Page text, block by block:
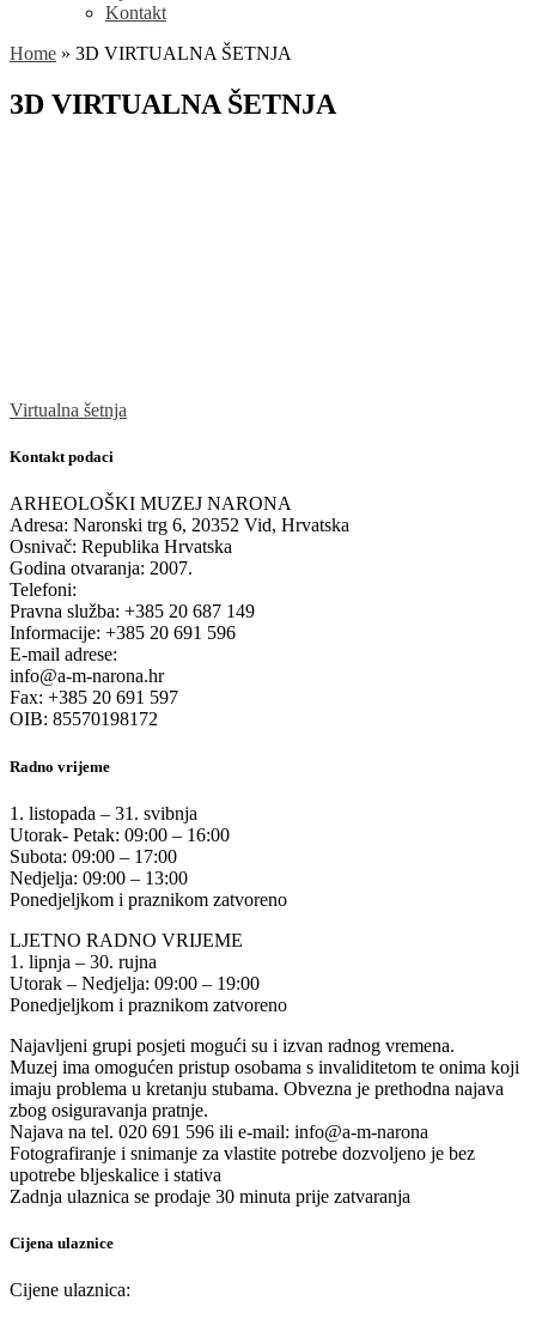
Kontakt
Home » 3D VIRTUALNA ŠETNJA
3D VIRTUALNA ŠETNJA
Virtualna šetnja
Kontakt podaci
ARHEOLOŠKI MUZEJ NARONA
Adresa: Naronski trg 6, 20352 Vid, Hrvatska
Osnivač: Republika Hrvatska
Godina otvaranja: 2007.
Telefoni:
Pravna služba: +385 20 687 149
Informacije: +385 20 691 596
E-mail adrese:
info@a-m-narona.hr
Fax: +385 20 691 597
OIB: 85570198172
Radno vrijeme
1. listopada – 31. svibnja
Utorak- Petak: 09:00 – 16:00
Subota: 09:00 – 17:00
Nedjelja: 09:00 – 13:00
Ponedjeljkom i praznikom zatvoreno
LJETNO RADNO VRIJEME
1. lipnja – 30. rujna
Utorak – Nedjelja: 09:00 – 19:00
Ponedjeljkom i praznikom zatvoreno
Najavljeni grupi posjeti mogući su i izvan radnog vremena.
Muzej ima omogućen pristup osobama s invaliditetom te onima koji
imaju problema u kretanju stubama. Obvezna je prethodna najava
zbog osiguravanja pratnje.
Najava na tel. 020 691 596 ili e-mail: info@a-m-narona
Fotografiranje i snimanje za vlastite potrebe dozvoljeno je bez
upotrebe bljeskalice i stativa
Zadnja ulaznica se prodaje 30 minuta prije zatvaranja
Cijena ulaznice
Cijene ulaznica: